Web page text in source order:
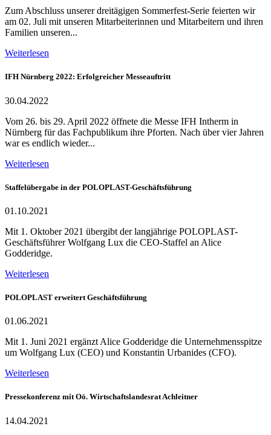
Zum Abschluss unserer dreitägigen Sommerfest-Serie feierten wir
am 02. Juli mit unseren Mitarbeiterinnen und Mitarbeitern und ihren
Familien unseren...
Weiterlesen
IFH Nürnberg 2022: Erfolgreicher Messeauftritt
30.04.2022
Vom 26. bis 29. April 2022 öffnete die Messe IFH Intherm in
Nürnberg für das Fachpublikum ihre Pforten. Nach über vier Jahren
war es endlich wieder...
Weiterlesen
Staffelübergabe in der POLOPLAST-Geschäftsführung
01.10.2021
Mit 1. Oktober 2021 übergibt der langjährige POLOPLAST-
Geschäftsführer Wolfgang Lux die CEO-Staffel an Alice
Godderidge.
Weiterlesen
POLOPLAST erweitert Geschäftsführung
01.06.2021
Mit 1. Juni 2021 ergänzt Alice Godderidge die Unternehmensspitze
um Wolfgang Lux (CEO) und Konstantin Urbanides (CFO).
Weiterlesen
Pressekonferenz mit Oö. Wirtschaftslandesrat Achleitner
14.04.2021